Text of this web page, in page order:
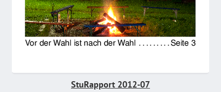
StuRapport 2012-07